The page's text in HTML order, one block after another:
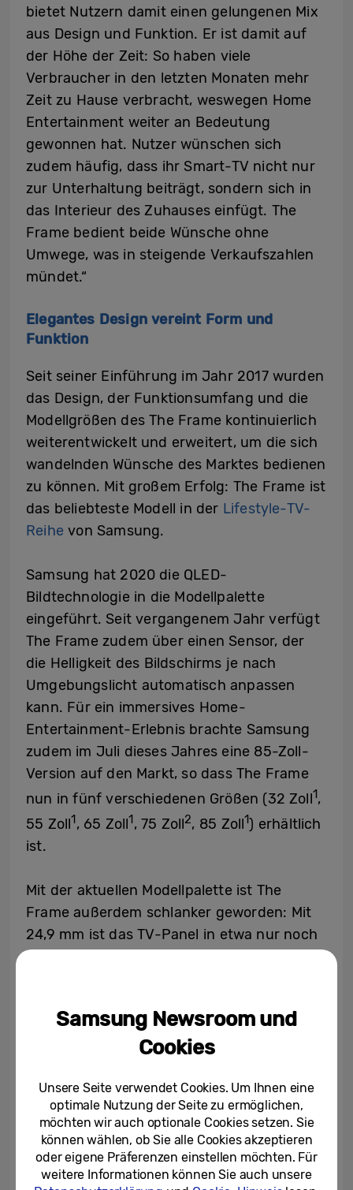
bietet Nutzern damit einen gelungenen Mix
aus Design und Funktion. Er ist damit auf
der Höhe der Zeit: So haben viele
Verbraucher in den letzten Monaten mehr
Zeit zu Hause verbracht, weswegen Home
Entertainment weiter an Bedeutung
gewonnen hat. Nutzer wünschen sich
zudem häufig, dass ihr Smart-TV nicht nur
zur Unterhaltung beiträgt, sondern sich in
das Interieur des Zuhauses einfügt. The
Frame bedient beide Wünsche ohne
Umwege, was in steigende Verkaufszahlen
mündet.“
Elegantes Design vereint Form und
Funktion
Seit seiner Einführung im Jahr 2017 wurden
das Design, der Funktionsumfang und die
Modellgrößen des The Frame kontinuierlich
weiterentwickelt und erweitert, um die sich
wandelnden Wünsche des Marktes bedienen
zu können. Mit großem Erfolg: The Frame ist
das beliebteste Modell in der Lifestyle-TV-
Reihe von Samsung.
Samsung hat 2020 die QLED-
Bildtechnologie in die Modellpalette
eingeführt. Seit vergangenem Jahr verfügt
The Frame zudem über einen Sensor, der
die Helligkeit des Bildschirms je nach
Umgebungslicht automatisch anpassen
kann. Für ein immersives Home-
Entertainment-Erlebnis brachte Samsung
zudem im Juli dieses Jahres eine 85-Zoll-
Version auf den Markt, so dass The Frame
nun in fünf verschiedenen Größen (32 Zoll1,
55 Zoll1, 65 Zoll1, 75 Zoll2, 85 Zoll1) erhältlich
ist.
Mit der aktuellen Modellpalette ist The
Frame außerdem schlanker geworden: Mit
24,9 mm ist das TV-Panel in etwa nur noch
magnetischen Rahmen in Weiß, Teak, Braun,
Beige und Terracotta. Zur Auswahl stehen
dem modernen Rahmen kommt frischer
Wind in den Wohnraum, während die
abgeschrägte Version einem traditionellen
Bilderrahmen ähnelt.3The Frame kann auf
einem TV-Ständer oder Studio Stand
Samsung Newsroom und
Cookies
Unsere Seite verwendet Cookies. Um Ihnen eine
optimale Nutzung der Seite zu ermöglichen,
möchten wir auch optionale Cookies setzen. Sie
können wählen, ob Sie alle Cookies akzeptieren
oder eigene Präferenzen einstellen möchten. Für
weitere Informationen können Sie auch unsere